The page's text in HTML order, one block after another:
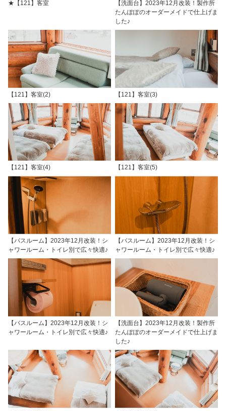
★【121】客室
【洗面台】2023年12月改装！製作所
たんぽぽのオーダーメイドで仕上げま
した♪
【121】客室(2) 【121】客室(3)
【121】客室(4) 【121】客室(5)
【バスルーム】2023年12月改装！シ
ャワールーム・トイレ別で広々快適♪
【バスルーム】2023年12月改装！シ
ャワールーム・トイレ別で広々快適♪
【バスルーム】2023年12月改装！シ
ャワールーム・トイレ別で広々快適♪
【洗面台】2023年12月改装！製作所
たんぽぽのオーダーメイドで仕上げま
した♪